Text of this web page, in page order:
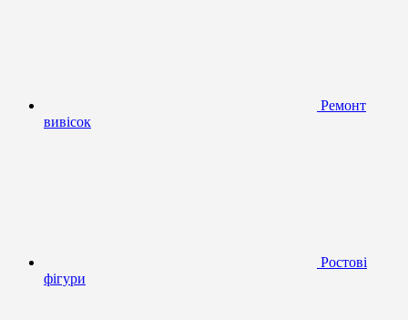
Ремонт
вивісок
Ростові
фігури